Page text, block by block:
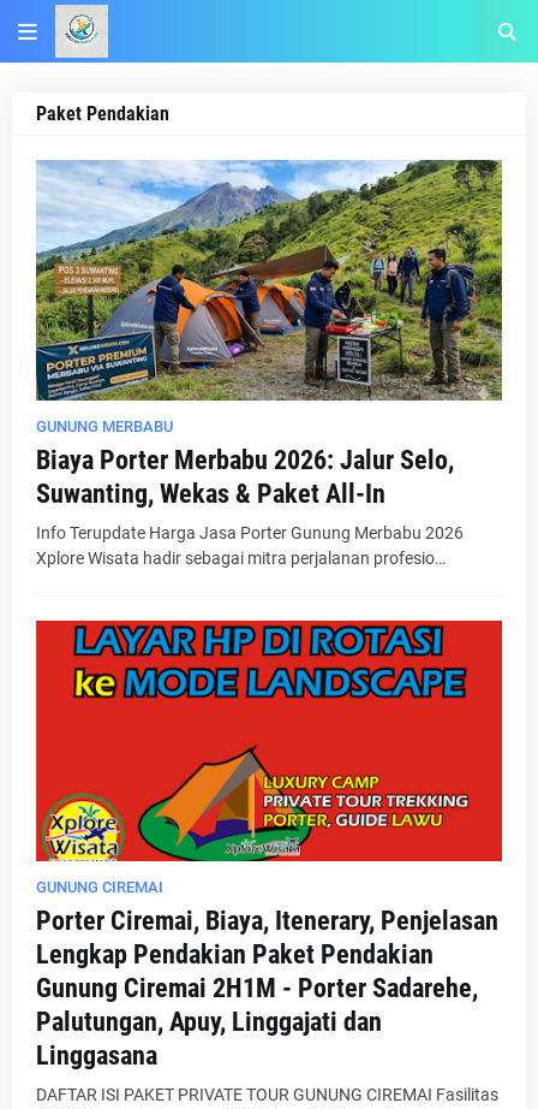
Paket Pendakian
GUNUNG MERBABU
Biaya Porter Merbabu 2026: Jalur Selo,
Suwanting, Wekas & Paket All-In
Info Terupdate Harga Jasa Porter Gunung Merbabu 2026
Xplore Wisata hadir sebagai mitra perjalanan profesio…
GUNUNG CIREMAI
Porter Ciremai, Biaya, Itenerary, Penjelasan
Lengkap Pendakian Paket Pendakian
Gunung Ciremai 2H1M - Porter Sadarehe,
Palutungan, Apuy, Linggajati dan
Linggasana
DAFTAR ISI PAKET PRIVATE TOUR GUNUNG CIREMAI Fasilitas